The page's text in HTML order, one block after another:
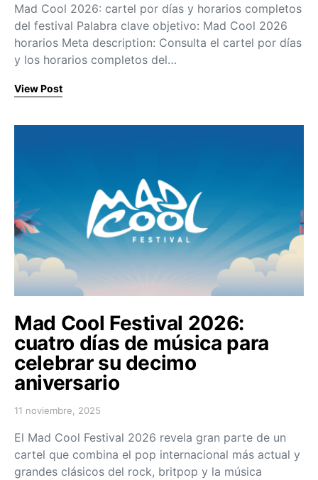
Mad Cool 2026: cartel por días y horarios completos
del festival Palabra clave objetivo: Mad Cool 2026
horarios Meta description: Consulta el cartel por días
y los horarios completos del…
View Post
Mad Cool Festival 2026:
cuatro días de música para
celebrar su decimo
aniversario
Posted on
11 noviembre, 2025
El Mad Cool Festival 2026 revela gran parte de un
cartel que combina el pop internacional más actual y
grandes clásicos del rock, britpop y la música